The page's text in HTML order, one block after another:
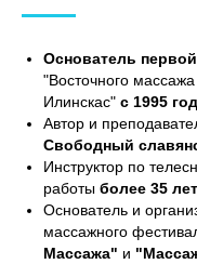
Основатель
"Восточного
Илинскас" с 1995
Автор и
Свободный
Инструктор по
работы более 35
Основатель и
массажного
Массажа" и